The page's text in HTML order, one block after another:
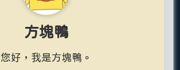
方塊鴨
您好，我是方塊鴨。